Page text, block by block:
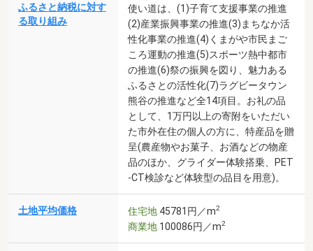
ふるさと納税に対す
る取り組み
使い道は、(1)子育て支援事業の推進
(2)産業振興事業の推進(3)まちなか活
性化事業の推進(4)くまがや市民まご
ころ運動の推進(5)スポーツ熱中都市
の推進(6)祭の振興を図り、魅力ある
ふるさとの活性化(7)ラグビータウン
熊谷の推進など全14項目。お礼の品
として、1万円以上の寄附をいただい
た市外在住の個人の方に、特産品を贈
呈(農産物やお菓子、お酒などの物産
品のほか、グライダー体験搭乗、PET
-CT検診など体験型の品目を用意)。
土地平均価格 住宅地 45781円／m2
商業地 100086円／m2